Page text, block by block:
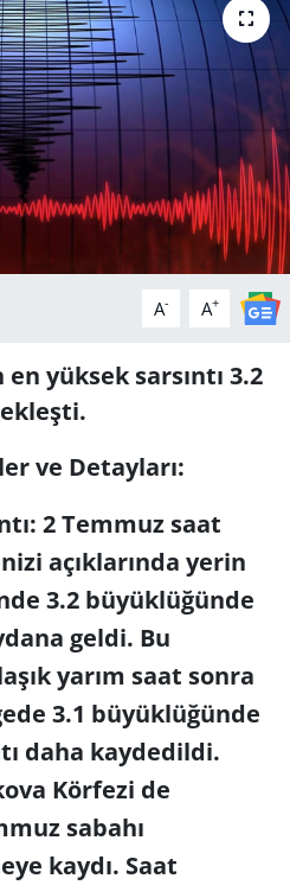
A- A+
yüksek sarsıntı 3.2
ve Detayları:
2 Temmuz saat
açıklarında yerin
3.2 büyüklüğünde
geldi. Bu
yarım saat sonra
3.1 büyüklüğünde
daha kaydedildi.
Körfezi de
sabahı
kaydı. Saat